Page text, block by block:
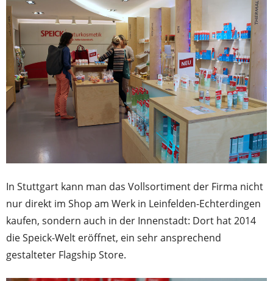
In Stuttgart kann man das Vollsortiment der Firma nicht
nur direkt im Shop am Werk in Leinfelden-Echterdingen
kaufen, sondern auch in der Innenstadt: Dort hat 2014
die Speick-Welt eröffnet, ein sehr ansprechend
gestalteter Flagship Store.